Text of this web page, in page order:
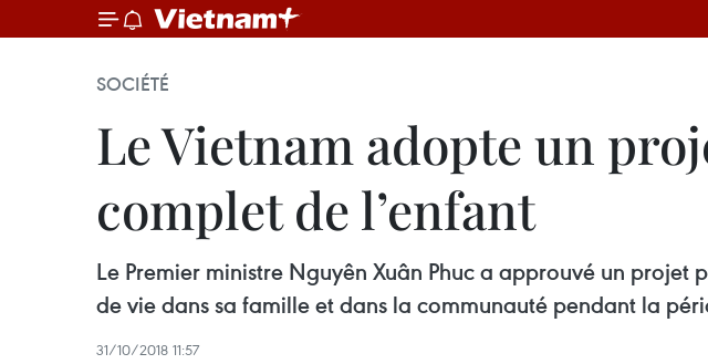
SOCIÉTÉ
Le Vietnam adopte un
complet de l’enfant
Le Premier ministre Nguyên Xuân Phuc a approuvé un
de vie dans sa famille et dans la communauté pendant la
31/10/2018 11:57